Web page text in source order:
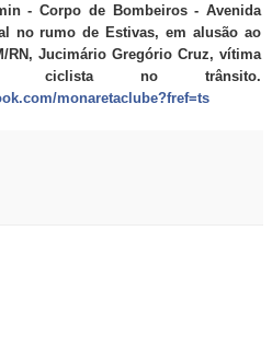
- Corpo de Bombeiros - Avenida
no rumo de Estivas, em alusão ao
Jucimário Gregório Cruz, vítima
ciclista no trânsito.
monaretaclube?fref=ts